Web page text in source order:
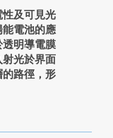
及可見光
電池的應
明導電膜
光於界面
路徑，形